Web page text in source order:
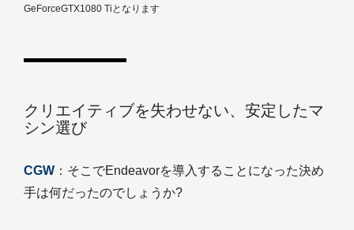
GeForceGTX1080 Tiとなります
クリエイティブを失わせない、安定したマ
シン選び
CGW ：そこでEndeavorを導入することになった決め
手は何だったのでしょうか?